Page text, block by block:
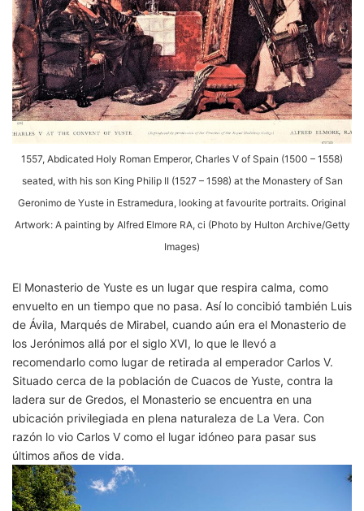
1557, Abdicated Holy Roman Emperor, Charles V of Spain (1500 – 1558)
seated, with his son King Philip II (1527 – 1598) at the Monastery of San
Geronimo de Yuste in Estramedura, looking at favourite portraits. Original
Artwork: A painting by Alfred Elmore RA, ci (Photo by Hulton Archive/Getty
Images)
El Monasterio de Yuste es un lugar que respira calma, como
envuelto en un tiempo que no pasa. Así lo concibió también Luis
de Ávila, Marqués de Mirabel, cuando aún era el Monasterio de
los Jerónimos allá por el siglo XVI, lo que le llevó a
recomendarlo como lugar de retirada al emperador Carlos V.
Situado cerca de la población de Cuacos de Yuste, contra la
ladera sur de Gredos, el Monasterio se encuentra en una
ubicación privilegiada en plena naturaleza de La Vera. Con
razón lo vio Carlos V como el lugar idóneo para pasar sus
últimos años de vida.